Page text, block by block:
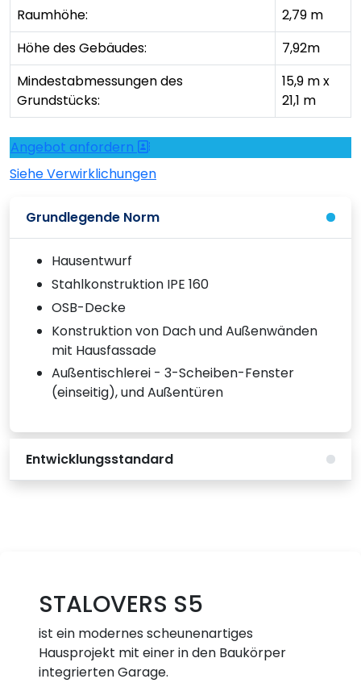
Raumhöhe:
2,79 m
Höhe des Gebäudes:
7,92m
Mindestabmessungen des
Grundstücks:
15,9 m x
21,1 m
Angebot anfordern
Siehe Verwirklichungen
Grundlegende Norm
Hausentwurf
Stahlkonstruktion IPE 160
OSB-Decke
Konstruktion von Dach und Außenwänden
mit Hausfassade
Außentischlerei - 3-Scheiben-Fenster
(einseitig), und Außentüren
Entwicklungsstandard
STALOVERS S5
ist ein modernes scheunenartiges
Hausprojekt mit einer in den Baukörper
integrierten Garage.